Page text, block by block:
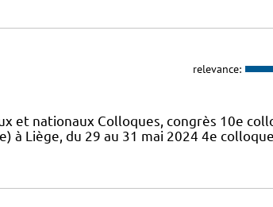
relevance:
et nationaux Colloques, congrès 10e
à Liège, du 29 au 31 mai 2024 4e